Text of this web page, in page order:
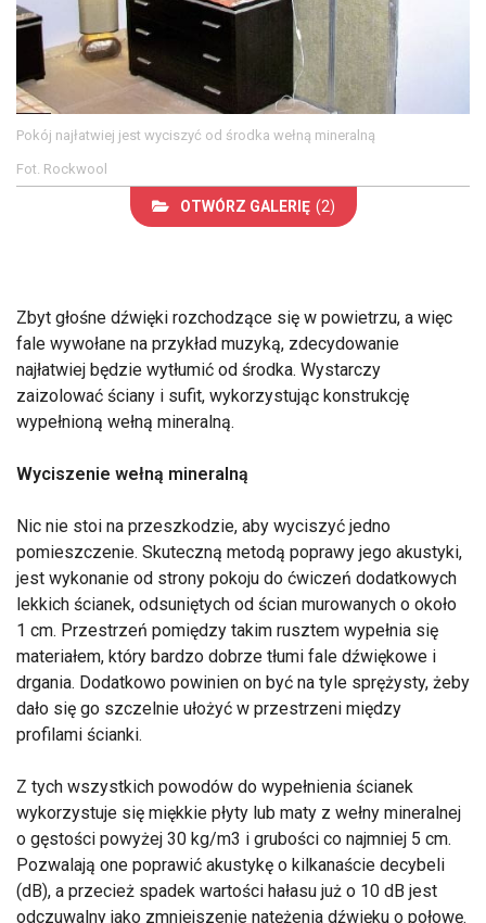
Pokój najłatwiej jest wyciszyć od środka wełną mineralną
Fot. Rockwool
OTWÓRZ GALERIĘ (2)
Zbyt głośne dźwięki rozchodzące się w powietrzu, a więc
fale wywołane na przykład muzyką, zdecydowanie
najłatwiej będzie wytłumić od środka. Wystarczy
zaizolować ściany i sufit, wykorzystując konstrukcję
wypełnioną wełną mineralną.
Wyciszenie wełną mineralną
Nic nie stoi na przeszkodzie, aby wyciszyć jedno
pomieszczenie. Skuteczną metodą poprawy jego akustyki,
jest wykonanie od strony pokoju do ćwiczeń dodatkowych
lekkich ścianek, odsuniętych od ścian murowanych o około
1 cm. Przestrzeń pomiędzy takim rusztem wypełnia się
materiałem, który bardzo dobrze tłumi fale dźwiękowe i
drgania. Dodatkowo powinien on być na tyle sprężysty, żeby
dało się go szczelnie ułożyć w przestrzeni między
profilami ścianki.
Z tych wszystkich powodów do wypełnienia ścianek
wykorzystuje się miękkie płyty lub maty z wełny mineralnej
o gęstości powyżej 30 kg/m3 i grubości co najmniej 5 cm.
Pozwalają one poprawić akustykę o kilkanaście decybeli
(dB), a przecież spadek wartości hałasu już o 10 dB jest
odczuwalny jako zmniejszenie natężenia dźwięku o połowę.